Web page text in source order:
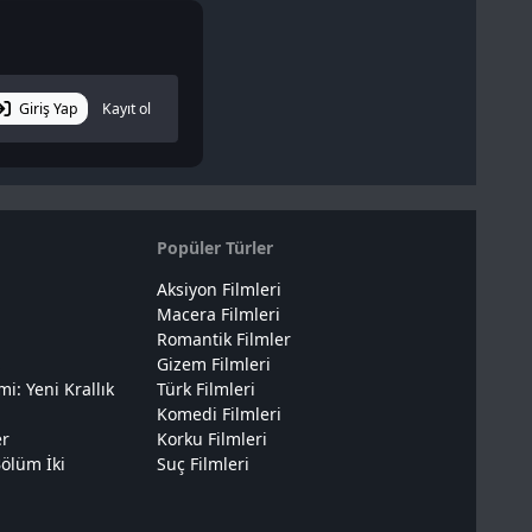
Giriş Yap Kayıt ol
Yeni Krallık
İki
Popüler Türler
Aksiyon Filmleri
Macera Filmleri
Romantik Filmler
Gizem Filmleri
Türk Filmleri
Komedi Filmleri
Korku Filmleri
Suç Filmleri